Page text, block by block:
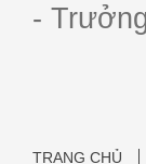
-
TRANG CHỦ